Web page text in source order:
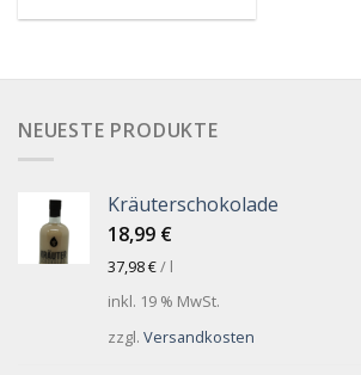
NEUESTE PRODUKTE
Kräuterschokolade
18,99 €
37,98€/ l
inkl. 19 % MwSt.
zzgl. Versandkosten